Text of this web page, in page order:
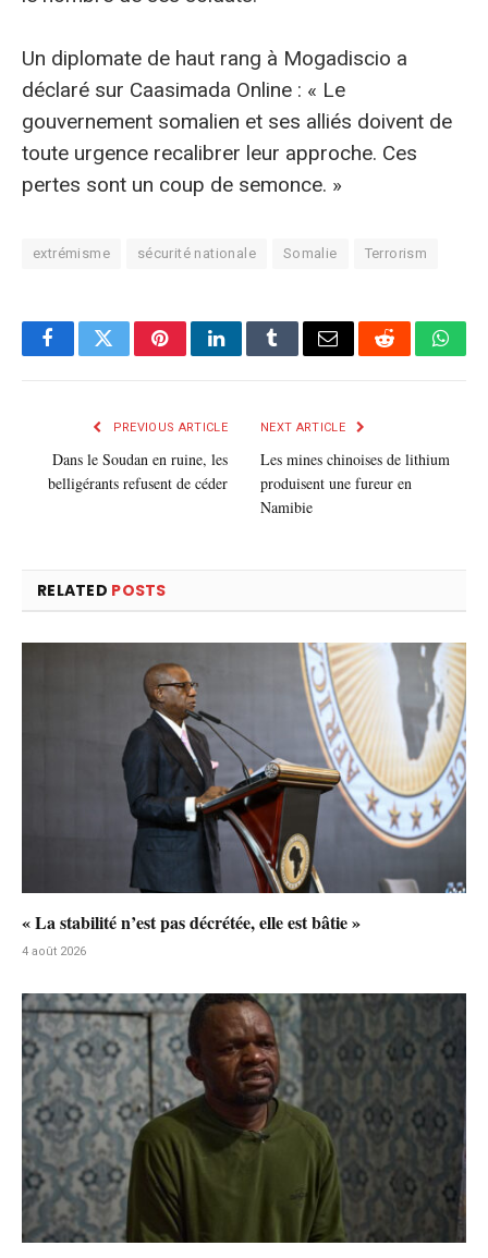
Un diplomate de haut rang à Mogadiscio a
déclaré sur Caasimada Online : « Le
gouvernement somalien et ses alliés doivent de
toute urgence recalibrer leur approche. Ces
pertes sont un coup de semonce. »
extrémisme sécurité nationale Somalie Terrorism
FacebookTwitterPinterestLinkedInTumblrE-
Reddit
PREVIOUS ARTICLE
Dans le Soudan en ruine, les
belligérants refusent de céder
NEXT ARTICLE
Les mines chinoises de lithium
produisent une fureur en
Namibie
RELATED POSTS
« La stabilité n’est pas décrétée, elle est bâtie »
4 août 2026